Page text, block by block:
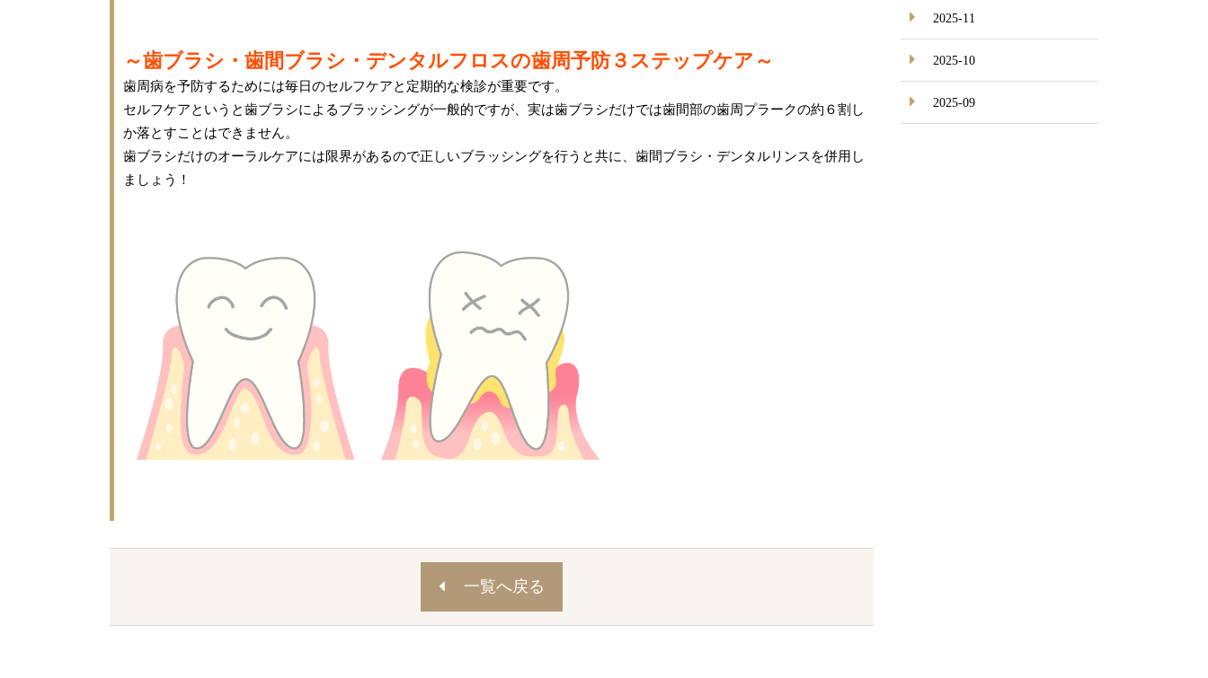
～歯ブラシ・歯間ブラシ・デンタルフロスの歯周予防３ステップケア～
歯周病を予防するためには毎日のセルフケアと定期的な検診が重要です。
セルフケアというと歯ブラシによるブラッシングが一般的ですが、実は歯ブラシだけでは歯間部の歯周プラークの約６割し
か落とすことはできません。
歯ブラシだけのオーラルケアには限界があるので正しいブラッシングを行うと共に、歯間ブラシ・デンタルリンスを併用し
ましょう！
一覧へ戻る
2025-11
2025-10
2025-09